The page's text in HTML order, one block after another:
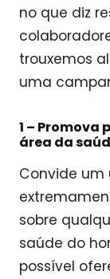
no que diz
trouxemos
uma
1 – Promova
área da
Convide um
sobre
saúde do
possível